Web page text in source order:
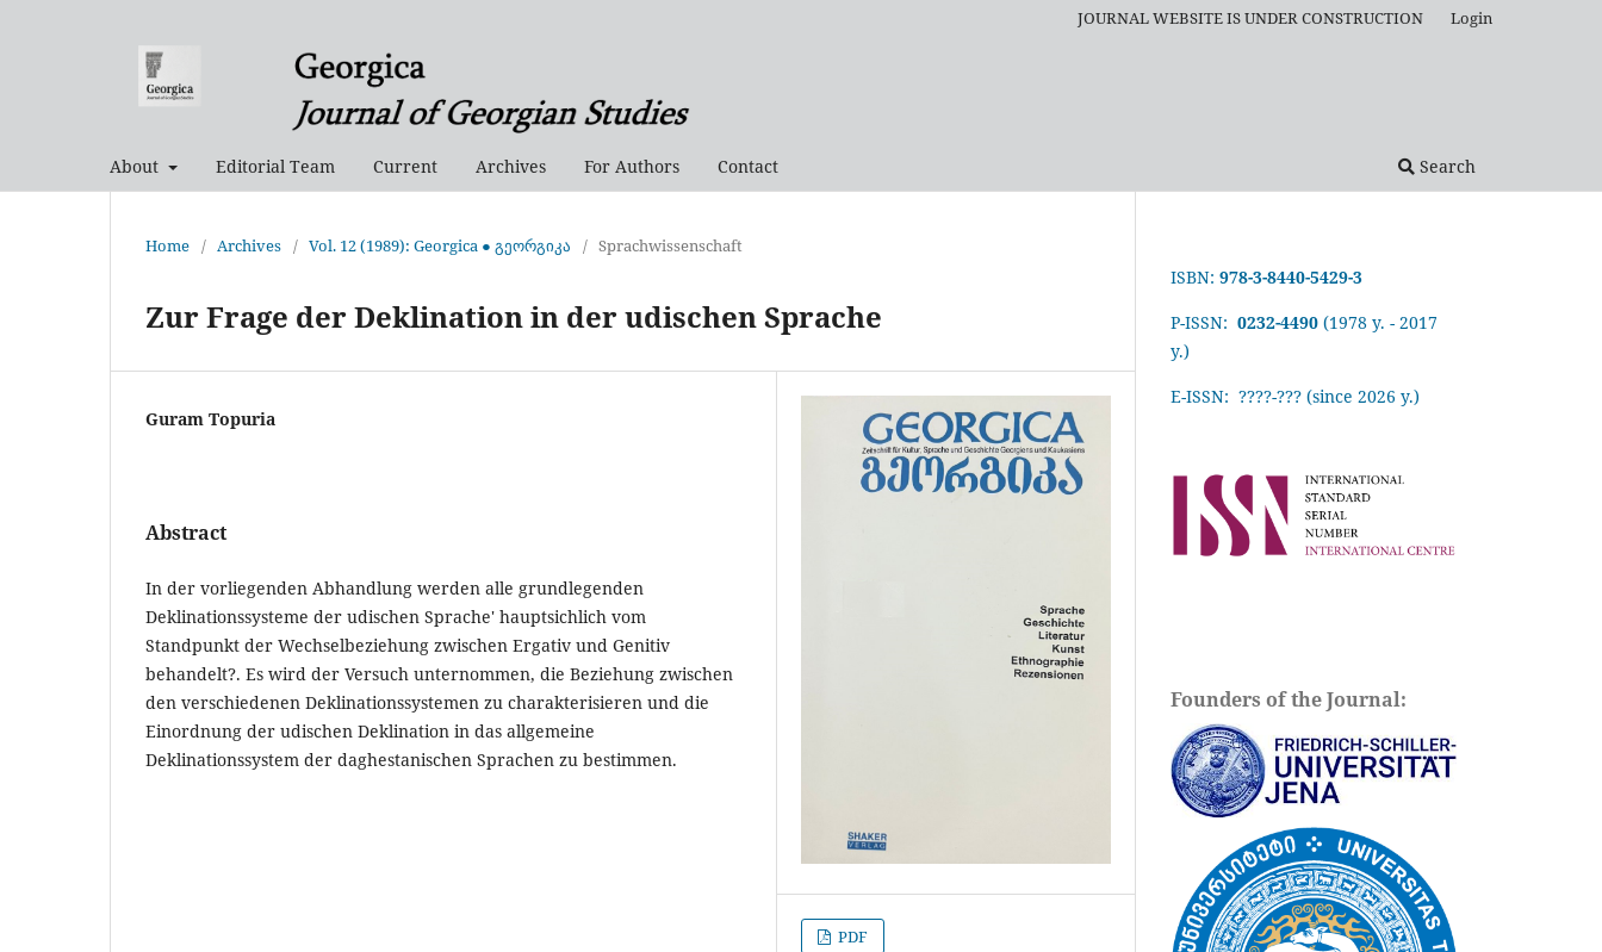
About Editorial Team Current Archives For Authors Contact Search
JOURNAL WEBSITE IS UNDER CONSTRUCTION Login
Home / Archives / Vol. 12 (1989): Georgica ● გეორგიკა / Sprachwissenschaft
Zur Frage der Deklination in der udischen Sprache
Guram Topuria
Abstract
In der vorliegenden Abhandlung werden alle grundlegenden
Deklinationssysteme der udischen Sprache' hauptsichlich vom
Standpunkt der Wechselbeziehung zwischen Ergativ und Genitiv
behandelt?. Es wird der Versuch unternommen, die Beziehung zwischen
den verschiedenen Deklinationssystemen zu charakterisieren und die
Einordnung der udischen Deklination in das allgemeine
Deklinationssystem der daghestanischen Sprachen zu bestimmen.
PDF
ISBN: 978-3-8440-5429-3
P-ISSN: 0232-4490 (1978 y. - 2017
y.)
E-ISSN: ????-??? (since 2026 y.)
Founders of the Journal: